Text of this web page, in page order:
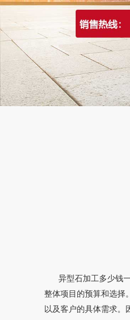
异型石加工多少钱一
整体项目的预算和选择
以及客户的具体需求